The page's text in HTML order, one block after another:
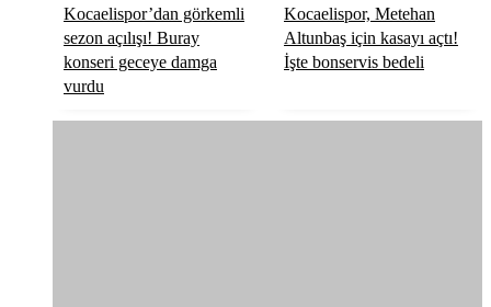
Kocaelispor’dan görkemli
sezon açılışı! Buray
konseri geceye damga
vurdu
Kocaelispor, Metehan
Altunbaş için kasayı açtı!
İşte bonservis bedeli